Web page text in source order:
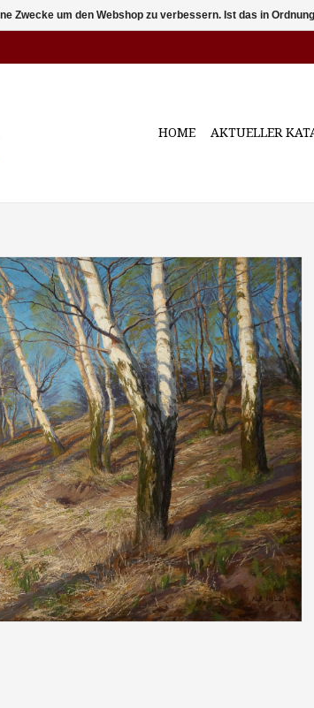
HOME AKTUELLER
Zwecke um den Webshop zu verbessern. Ist das in